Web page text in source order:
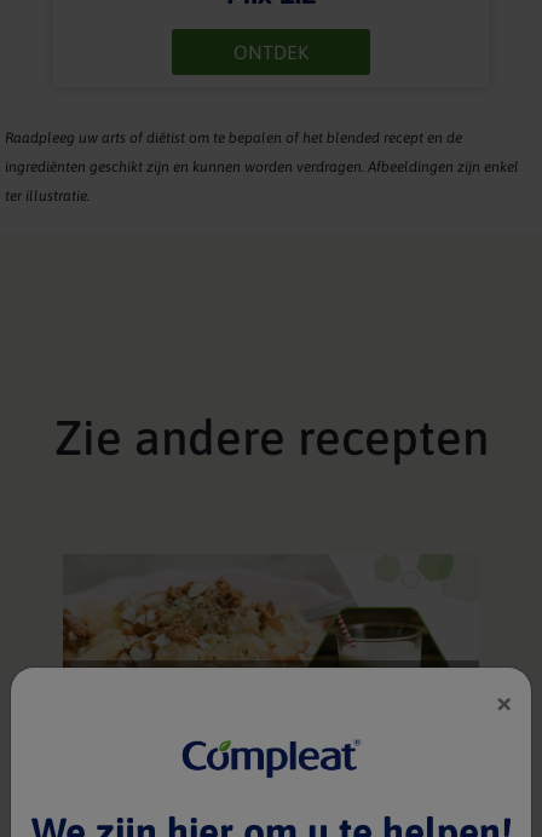
ONTDEK
Raadpleeg uw arts of diëtist om te bepalen of het blended recept en de
ingrediënten geschikt zijn en kunnen worden verdragen. Afbeeldingen zijn enkel
ter illustratie.
Zie andere recepten
25 min
×